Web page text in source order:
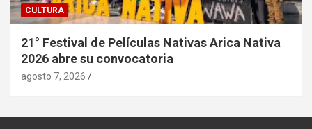
CULTURA
21° Festival de Películas Nativas Arica Nativa
2026 abre su convocatoria
agosto 7, 2026